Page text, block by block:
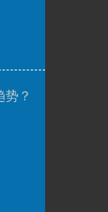
势？